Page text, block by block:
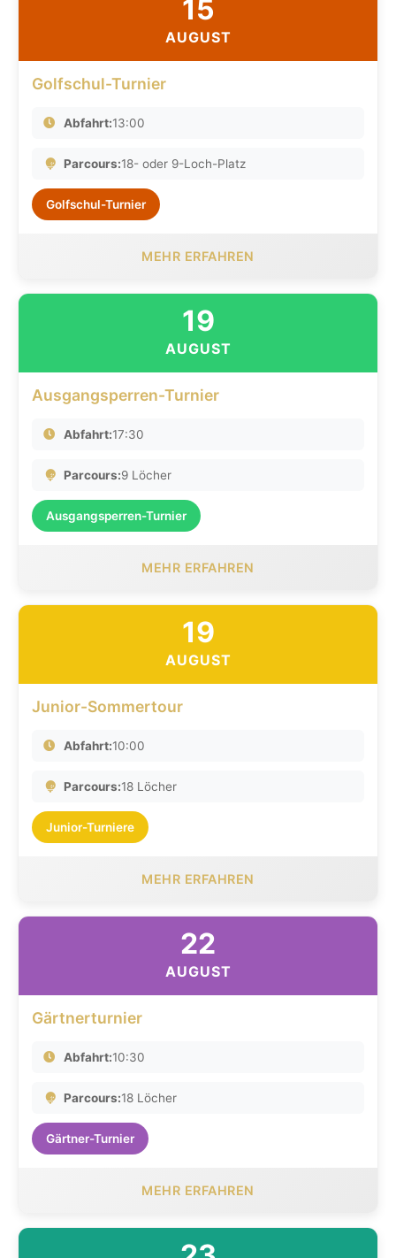
15
AUGUST
Golfschul-Turnier
Abfahrt:13:00
Parcours:18- oder 9-Loch-Platz
Golfschul-Turnier
MEHR ERFAHREN
19
AUGUST
Ausgangsperren-Turnier
Abfahrt:17:30
Parcours:9 Löcher
Ausgangsperren-Turnier
MEHR ERFAHREN
19
AUGUST
Junior-Sommertour
Abfahrt:10:00
Parcours:18 Löcher
Junior-Turniere
MEHR ERFAHREN
22
AUGUST
Gärtnerturnier
Abfahrt:10:30
Parcours:18 Löcher
Gärtner-Turnier
MEHR ERFAHREN